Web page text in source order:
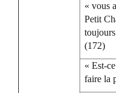
« vous
Petit
(172)
« Est-
faire la